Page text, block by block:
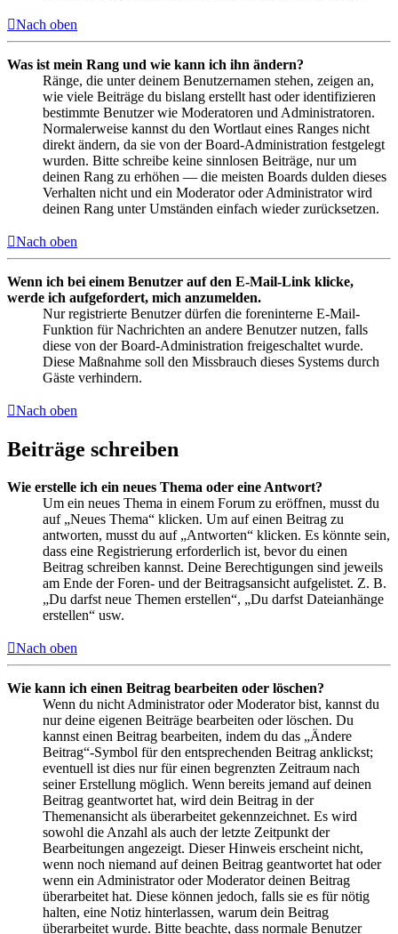
Nach oben
Was ist mein Rang und wie kann ich ihn ändern?
Ränge, die unter deinem Benutzernamen stehen, zeigen an,
wie viele Beiträge du bislang erstellt hast oder identifizieren
bestimmte Benutzer wie Moderatoren und Administratoren.
Normalerweise kannst du den Wortlaut eines Ranges nicht
direkt ändern, da sie von der Board-Administration festgelegt
wurden. Bitte schreibe keine sinnlosen Beiträge, nur um
deinen Rang zu erhöhen — die meisten Boards dulden dieses
Verhalten nicht und ein Moderator oder Administrator wird
deinen Rang unter Umständen einfach wieder zurücksetzen.
Nach oben
Wenn ich bei einem Benutzer auf den E-Mail-Link klicke,
werde ich aufgefordert, mich anzumelden.
Nur registrierte Benutzer dürfen die foreninterne E-Mail-
Funktion für Nachrichten an andere Benutzer nutzen, falls
diese von der Board-Administration freigeschaltet wurde.
Diese Maßnahme soll den Missbrauch dieses Systems durch
Gäste verhindern.
Nach oben
Beiträge schreiben
Wie erstelle ich ein neues Thema oder eine Antwort?
Um ein neues Thema in einem Forum zu eröffnen, musst du
auf „Neues Thema“ klicken. Um auf einen Beitrag zu
antworten, musst du auf „Antworten“ klicken. Es könnte sein,
dass eine Registrierung erforderlich ist, bevor du einen
Beitrag schreiben kannst. Deine Berechtigungen sind jeweils
am Ende der Foren- und der Beitragsansicht aufgelistet. Z. B.
„Du darfst neue Themen erstellen“, „Du darfst Dateianhänge
erstellen“ usw.
Nach oben
Wie kann ich einen Beitrag bearbeiten oder löschen?
Wenn du nicht Administrator oder Moderator bist, kannst du
nur deine eigenen Beiträge bearbeiten oder löschen. Du
kannst einen Beitrag bearbeiten, indem du das „Ändere
Beitrag“-Symbol für den entsprechenden Beitrag anklickst;
eventuell ist dies nur für einen begrenzten Zeitraum nach
seiner Erstellung möglich. Wenn bereits jemand auf deinen
Beitrag geantwortet hat, wird dein Beitrag in der
Themenansicht als überarbeitet gekennzeichnet. Es wird
sowohl die Anzahl als auch der letzte Zeitpunkt der
Bearbeitungen angezeigt. Dieser Hinweis erscheint nicht,
wenn noch niemand auf deinen Beitrag geantwortet hat oder
wenn ein Administrator oder Moderator deinen Beitrag
überarbeitet hat. Diese können jedoch, falls sie es für nötig
halten, eine Notiz hinterlassen, warum dein Beitrag
überarbeitet wurde. Bitte beachte, dass normale Benutzer